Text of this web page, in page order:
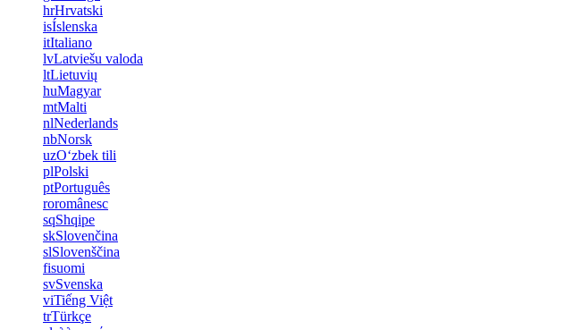
hrHrvatski
isÍslenska
itItaliano
lvLatviešu valoda
ltLietuvių
huMagyar
mtMalti
nlNederlands
nbNorsk
uzOʻzbek tili
plPolski
ptPortuguês
roromânesc
sqShqipe
skSlovenčina
slSlovenščina
fisuomi
svSvenska
viTiếng Việt
trTürkçe